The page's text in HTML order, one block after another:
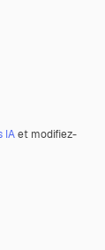
IAet modifiez-